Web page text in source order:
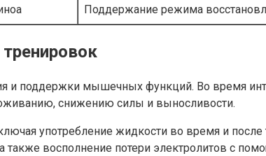
Поддержание режима
и поддержки мышечных функций. Во время
снижению силы и выносливости.
употребление жидкости во время и
восполнение потери электролитов с